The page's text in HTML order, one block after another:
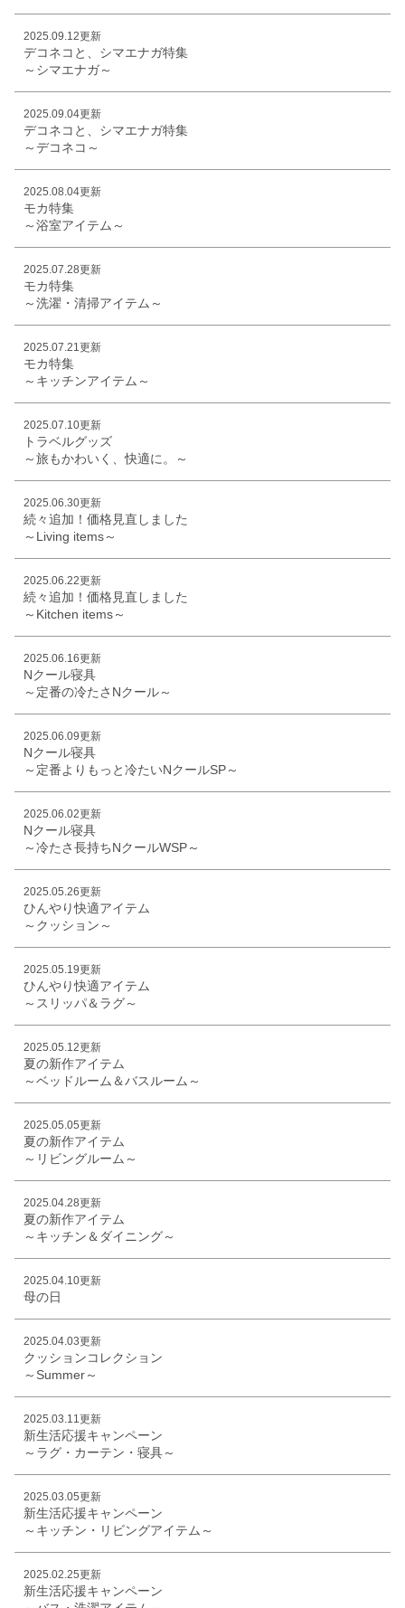
2025.09.12更新
デコネコと、シマエナガ特集
～シマエナガ～
2025.09.04更新
デコネコと、シマエナガ特集
～デコネコ～
2025.08.04更新
モカ特集
～浴室アイテム～
2025.07.28更新
モカ特集
～洗濯・清掃アイテム～
2025.07.21更新
モカ特集
～キッチンアイテム～
2025.07.10更新
トラベルグッズ
～旅もかわいく、快適に。～
2025.06.30更新
続々追加！価格見直しました
～Living items～
2025.06.22更新
続々追加！価格見直しました
～Kitchen items～
2025.06.16更新
Nクール寝具
～定番の冷たさNクール～
2025.06.09更新
Nクール寝具
～定番よりもっと冷たいNクールSP～
2025.06.02更新
Nクール寝具
～冷たさ長持ちNクールWSP～
2025.05.26更新
ひんやり快適アイテム
～クッション～
2025.05.19更新
ひんやり快適アイテム
～スリッパ＆ラグ～
2025.05.12更新
夏の新作アイテム
～ベッドルーム＆バスルーム～
2025.05.05更新
夏の新作アイテム
～リビングルーム～
2025.04.28更新
夏の新作アイテム
～キッチン＆ダイニング～
2025.04.10更新
母の日
2025.04.03更新
クッションコレクション
～Summer～
2025.03.11更新
新生活応援キャンペーン
～ラグ・カーテン・寝具～
2025.03.05更新
新生活応援キャンペーン
～キッチン・リビングアイテム～
2025.02.25更新
新生活応援キャンペーン